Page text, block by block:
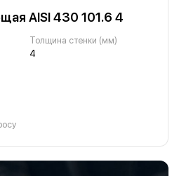
AISI 430 101.6 4
Толщина стенки (мм)
4